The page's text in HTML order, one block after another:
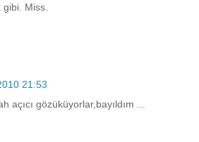
gibi. Miss.
21:53
açıcı gözüküyorlar,bayıldım ...